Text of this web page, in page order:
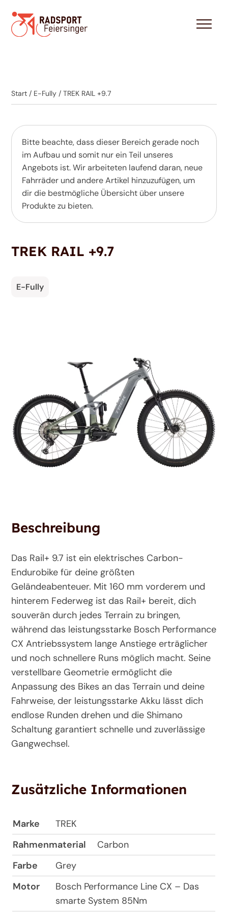
Start / E-Fully / TREK RAIL +9.7
Bitte beachte, dass dieser Bereich gerade noch
im Aufbau und somit nur ein Teil unseres
Angebots ist. Wir arbeiteten laufend daran, neue
Fahrräder und andere Artikel hinzuzufügen, um
dir die bestmögliche Übersicht über unsere
Produkte zu bieten.
TREK RAIL +9.7
E-Fully
Beschreibung
Das Rail+ 9.7 ist ein elektrisches Carbon-
Endurobike für deine größten
Geländeabenteuer. Mit 160 mm vorderem und
hinterem Federweg ist das Rail+ bereit, dich
souverän durch jedes Terrain zu bringen,
während das leistungsstarke Bosch Performance
CX Antriebssystem lange Anstiege erträglicher
und noch schnellere Runs möglich macht. Seine
verstellbare Geometrie ermöglicht die
Anpassung des Bikes an das Terrain und deine
Fahrweise, der leistungsstarke Akku lässt dich
endlose Runden drehen und die Shimano
Schaltung garantiert schnelle und zuverlässige
Gangwechsel.
Zusätzliche Informationen
Marke
TREK
Rahmenmaterial
Carbon
Farbe
Grey
Motor
Bosch Performance Line CX – Das
smarte System 85Nm